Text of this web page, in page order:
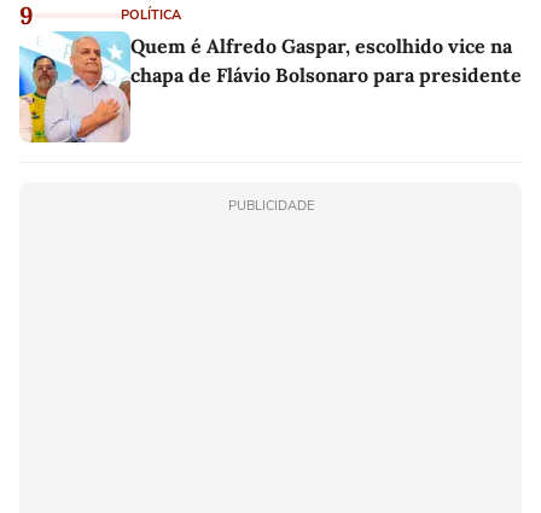
9 POLÍTICA
Quem é Alfredo Gaspar, escolhido vice na
chapa de Flávio Bolsonaro para presidente
PUBLICIDADE